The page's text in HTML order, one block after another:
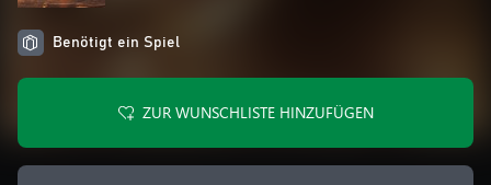
Benötigt ein Spiel
ZUR WUNSCHLISTE HINZUFÜGEN